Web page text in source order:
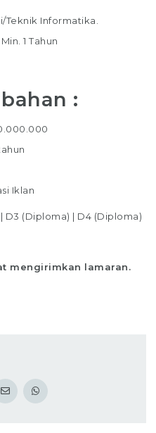
Teknik Informatika.
1 Tahun
:
Iklan
| D3 (Diploma) | D4 (Diploma)
mengirimkan lamaran.